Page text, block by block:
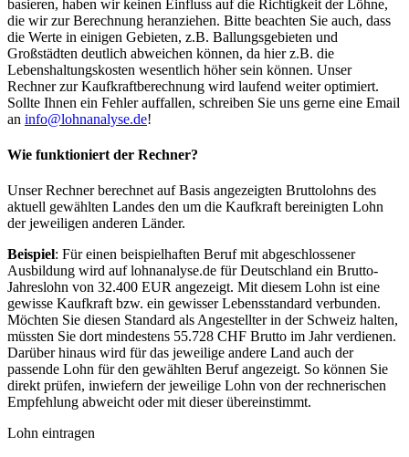
basieren, haben wir keinen Einfluss auf die Richtigkeit der Löhne,
die wir zur Berechnung heranziehen. Bitte beachten Sie auch, dass
die Werte in einigen Gebieten, z.B. Ballungsgebieten und
Großstädten deutlich abweichen können, da hier z.B. die
Lebenshaltungskosten wesentlich höher sein können. Unser
Rechner zur Kaufkraftberechnung wird laufend weiter optimiert.
Sollte Ihnen ein Fehler auffallen, schreiben Sie uns gerne eine Email
an info@lohnanalyse.de!
Wie funktioniert der Rechner?
Unser Rechner berechnet auf Basis angezeigten Bruttolohns des
aktuell gewählten Landes den um die Kaufkraft bereinigten Lohn
der jeweiligen anderen Länder.
Beispiel: Für einen beispielhaften Beruf mit abgeschlossener
Ausbildung wird auf lohnanalyse.de für Deutschland ein Brutto-
Jahreslohn von 32.400 EUR angezeigt. Mit diesem Lohn ist eine
gewisse Kaufkraft bzw. ein gewisser Lebensstandard verbunden.
Möchten Sie diesen Standard als Angestellter in der Schweiz halten,
müssten Sie dort mindestens 55.728 CHF Brutto im Jahr verdienen.
Darüber hinaus wird für das jeweilige andere Land auch der
passende Lohn für den gewählten Beruf angezeigt. So können Sie
direkt prüfen, inwiefern der jeweilige Lohn von der rechnerischen
Empfehlung abweicht oder mit dieser übereinstimmt.
Lohn eintragen